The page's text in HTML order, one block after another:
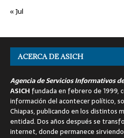
« Jul
ACERCA DE ASICH
Agencia de Servicios Informativos
ASICH fundada en febrero de 1999,
información del acontecer político,
Chiapas, publicando en los distintos
entidad. Dos años después se
internet, donde permanece